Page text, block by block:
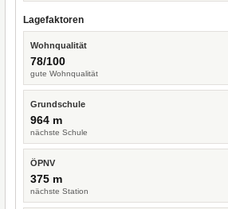
Lagefaktoren
Wohnqualität
78/100
gute Wohnqualität
Grundschule
964 m
nächste Schule
ÖPNV
375 m
nächste Station